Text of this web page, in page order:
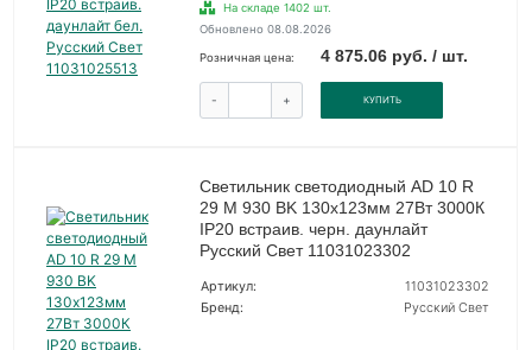
На складе 1402 шт.
Обновлено 08.08.2026
Розничная цена: 4 875.06 руб. / шт.
- + КУПИТЬ
Светильник светодиодный AD 10 R
29 M 930 BK 130х123мм 27Вт 3000К
IP20 встраив. черн. даунлайт
Русский Свет 11031023302
Артикул:
11031023302
Бренд:
Русский Свет